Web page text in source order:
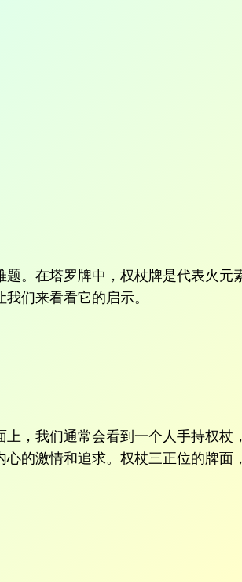
。在塔罗牌中，权杖牌是代表火元
们来看看它的启示。
，我们通常会看到一个人手持权杖
的激情和追求。权杖三正位的牌面